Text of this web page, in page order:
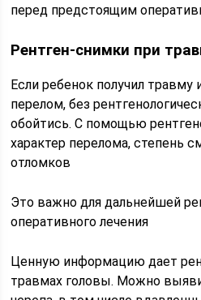
перед предстоящим
Рентген-снимки при
Если ребенок получил травму
перелом, без
обойтись. С помощью
характер перелома, степень
отломков
Это важно для дальнейшей
оперативного лечения
Ценную информацию дает
травмах головы. Можно